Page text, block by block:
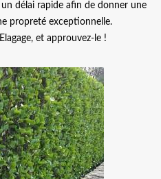
délai rapide afin de donner une
propreté exceptionnelle.
et approuvez-le !